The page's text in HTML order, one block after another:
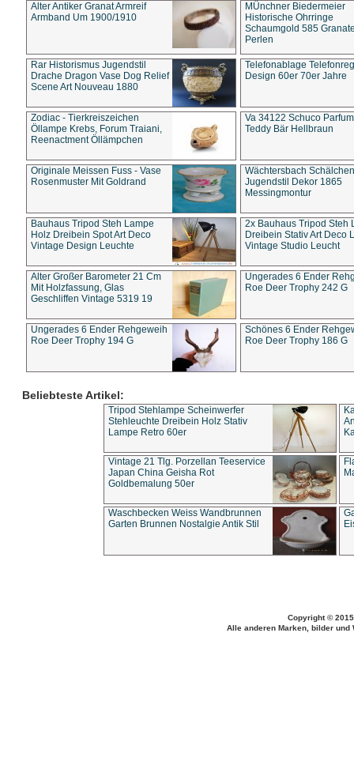
Alter Antiker Granat Armreif
Armband Um 1900/1910
MÜnchner Biedermeier
Historische Ohrringe
Schaumgold 585
Perlen
Rar Historismus Jugendstil
Drache Dragon Vase Dog Relief
Scene Art Nouveau 1880
Telefonablage
Design 60er 70er Jahre
Zodiac - Tierkreiszeichen
Öllampe Krebs, Forum Traiani,
Reenactment Öllämpchen
Va 34122 Schuco
Teddy Bär Hellbraun
Originale Meissen Fuss - Vase
Rosenmuster Mit Goldrand
Wächtersbach Schälchen
Jugendstil Dekor 1865
Messingmontur
Bauhaus Tripod Steh Lampe
Holz Dreibein Spot Art Deco
Vintage Design Leuchte
2x Bauhaus Tripod Steh
Dreibein Stativ Art Deco
Vintage Studio Leucht
Alter Großer Barometer 21 Cm
Mit Holzfassung, Glas
Geschliffen Vintage 5319 19
Ungerades 6 Ender
Roe Deer Trophy 242 G
Ungerades 6 Ender Rehgeweih
Roe Deer Trophy 194 G
Schönes 6 Ender
Roe Deer Trophy 186 G
Beliebteste Artikel:
Tripod Stehlampe Scheinwerfer
Stehleuchte Dreibein Holz Stativ
Lampe Retro 60er
Vintage 21 Tlg. Porzellan Teeservice
Japan China Geisha Rot
Goldbemalung 50er
Waschbecken Weiss Wandbrunnen
Garten Brunnen Nostalgie Antik Stil
Copyright ©
Alle anderen Marken, bilder und